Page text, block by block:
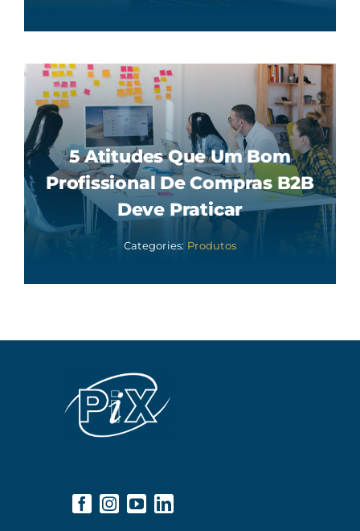
5 Atitudes Que Um Bom
Profissional De Compras B2B
Deve Praticar
Categories: Produtos